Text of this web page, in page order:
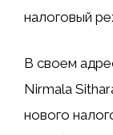
налоговый
В своем
Nirmala
нового